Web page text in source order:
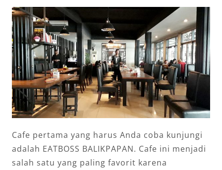
Cafe pertama yang harus Anda coba kunjungi
adalah EATBOSS BALIKPAPAN. Cafe ini menjadi
salah satu yang paling favorit karena